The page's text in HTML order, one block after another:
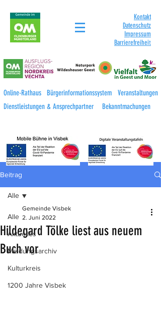
Kontakt
Datenschutz
Impressum
Barrierefreiheit
Online-Rathaus Bürgerinformationssystem
Veranstaltungen
Dienstleistungen & Ansprechpartner
Bekanntmachungen
Beitrag
Alle
Aktuelles
Meldungsarchiv
Kulturkreis
1200 Jahre Visbek
Alle
Hildegard Tölke liest aus neuem
Buch vor
Gemeinde Visbek
2. Juni 2022